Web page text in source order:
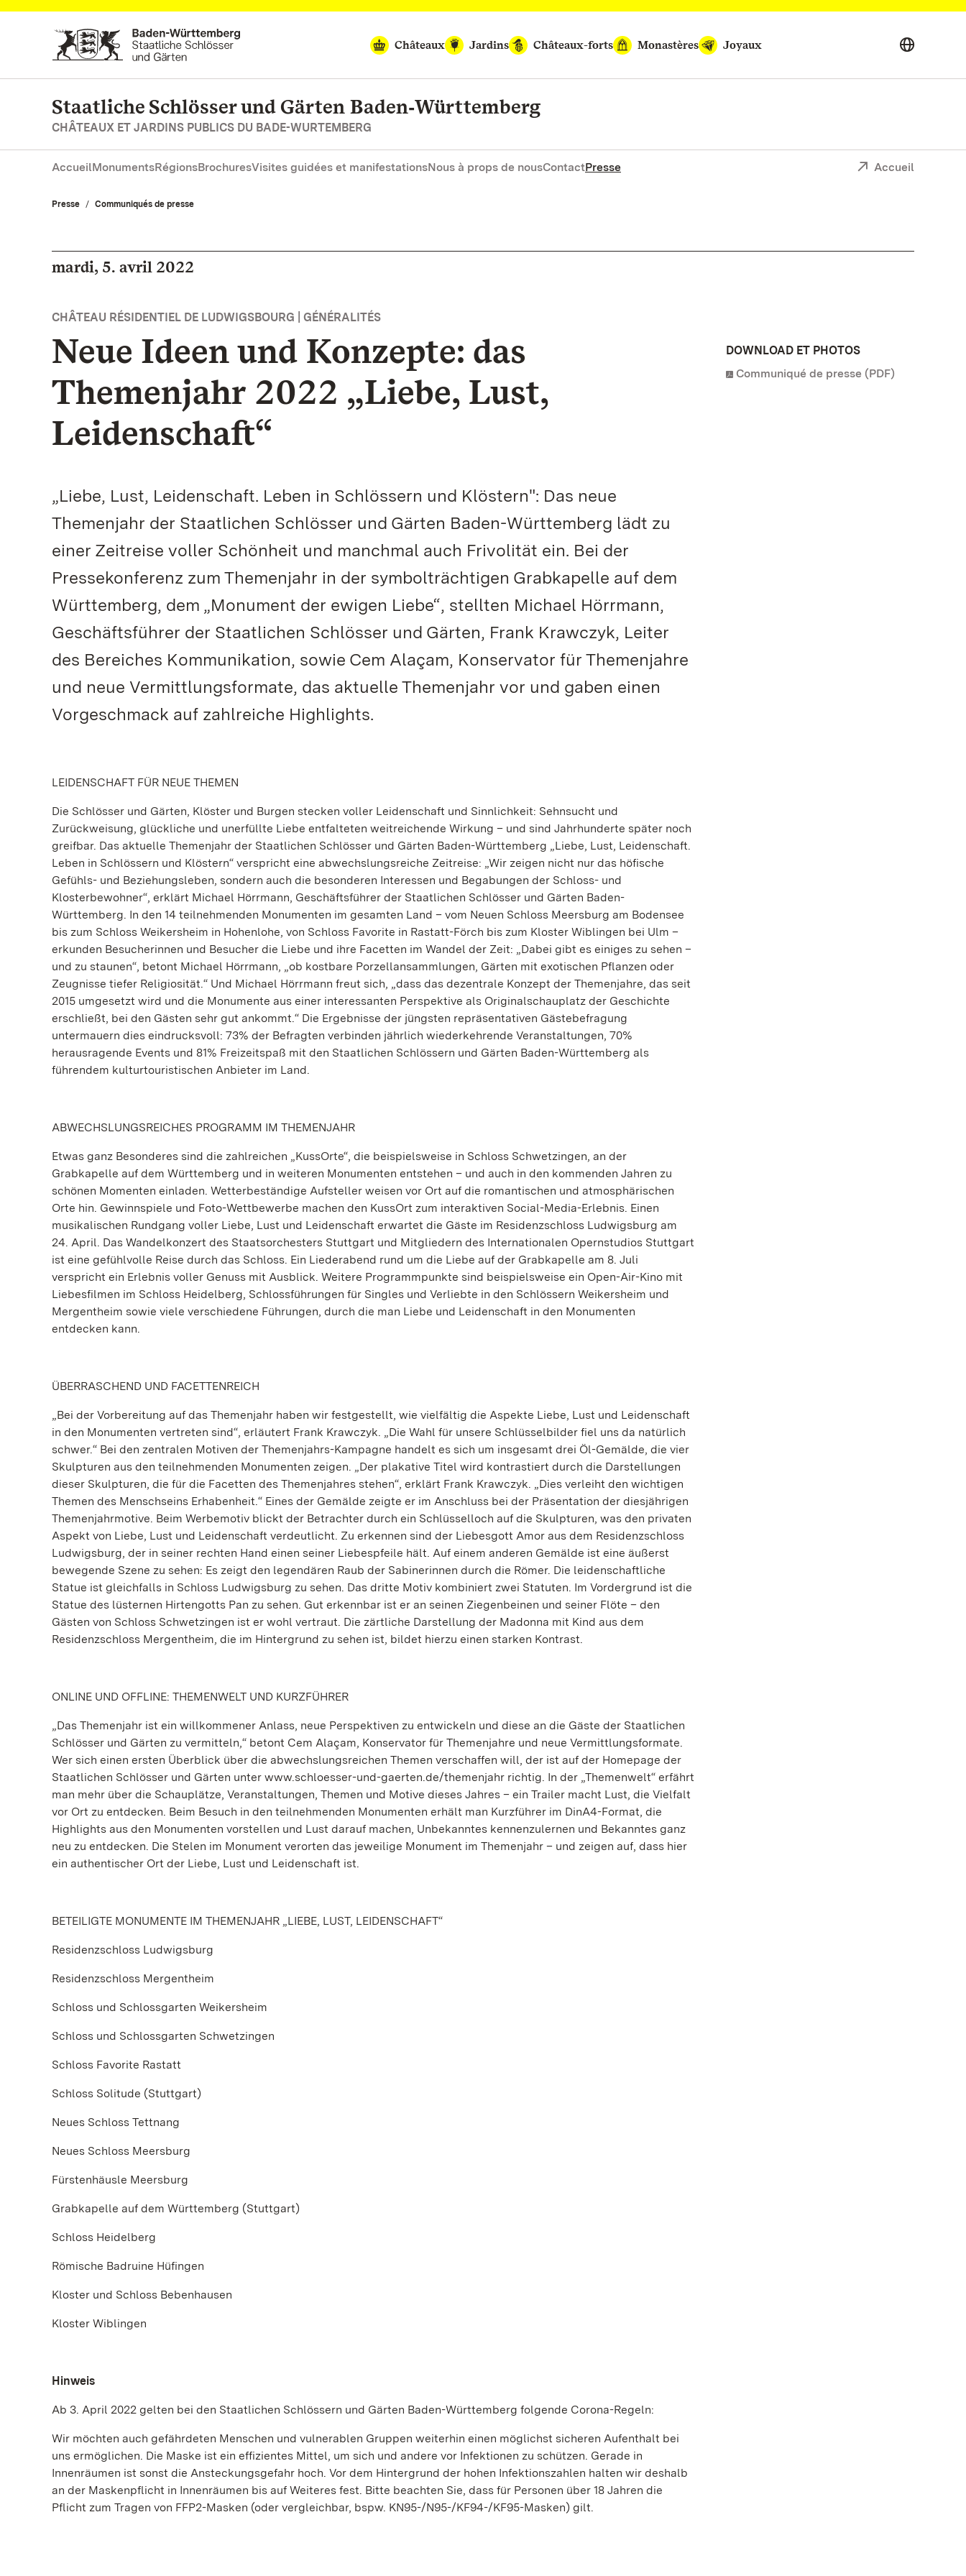
Vers la page d’accueil
Châteaux
Jardins Châteaux-forts Monastères Joyaux
Staatliche Schlösser und Gärten Baden‑Württemberg
CHÂTEAUX ET JARDINS PUBLICS DU BADE-WURTEMBERG
AccueilMonumentsRégionsBrochuresVisites guidées et manifestationsNous à props de nousContactPresse Accueil
Presse Communiqués de presse
mardi, 5. avril 2022
CHÂTEAU RÉSIDENTIEL DE LUDWIGSBOURG | GÉNÉRALITÉS
Neue Ideen und Konzepte: das
Themenjahr 2022 „Liebe, Lust,
Leidenschaft“
„Liebe, Lust, Leidenschaft. Leben in Schlössern und Klöstern": Das neue
Themenjahr der Staatlichen Schlösser und Gärten Baden-Württemberg lädt zu
einer Zeitreise voller Schönheit und manchmal auch Frivolität ein. Bei der
Pressekonferenz zum Themenjahr in der symbolträchtigen Grabkapelle auf dem
Württemberg, dem „Monument der ewigen Liebe“, stellten Michael Hörrmann,
Geschäftsführer der Staatlichen Schlösser und Gärten, Frank Krawczyk, Leiter
des Bereiches Kommunikation, sowie Cem Alaçam, Konservator für Themenjahre
und neue Vermittlungsformate, das aktuelle Themenjahr vor und gaben einen
Vorgeschmack auf zahlreiche Highlights.
LEIDENSCHAFT FÜR NEUE THEMEN
Die Schlösser und Gärten, Klöster und Burgen stecken voller Leidenschaft und Sinnlichkeit: Sehnsucht und
Zurückweisung, glückliche und unerfüllte Liebe entfalteten weitreichende Wirkung – und sind Jahrhunderte später noch
greifbar. Das aktuelle Themenjahr der Staatlichen Schlösser und Gärten Baden-Württemberg „Liebe, Lust, Leidenschaft.
Leben in Schlössern und Klöstern“ verspricht eine abwechslungsreiche Zeitreise: „Wir zeigen nicht nur das höfische
Gefühls- und Beziehungsleben, sondern auch die besonderen Interessen und Begabungen der Schloss- und
Klosterbewohner“, erklärt Michael Hörrmann, Geschäftsführer der Staatlichen Schlösser und Gärten Baden-
Württemberg. In den 14 teilnehmenden Monumenten im gesamten Land – vom Neuen Schloss Meersburg am Bodensee
bis zum Schloss Weikersheim in Hohenlohe, von Schloss Favorite in Rastatt-Förch bis zum Kloster Wiblingen bei Ulm –
erkunden Besucherinnen und Besucher die Liebe und ihre Facetten im Wandel der Zeit: „Dabei gibt es einiges zu sehen –
und zu staunen“, betont Michael Hörrmann, „ob kostbare Porzellansammlungen, Gärten mit exotischen Pflanzen oder
Zeugnisse tiefer Religiosität.“ Und Michael Hörrmann freut sich, „dass das dezentrale Konzept der Themenjahre, das seit
2015 umgesetzt wird und die Monumente aus einer interessanten Perspektive als Originalschauplatz der Geschichte
erschließt, bei den Gästen sehr gut ankommt.“ Die Ergebnisse der jüngsten repräsentativen Gästebefragung
untermauern dies eindrucksvoll: 73% der Befragten verbinden jährlich wiederkehrende Veranstaltungen, 70%
herausragende Events und 81% Freizeitspaß mit den Staatlichen Schlössern und Gärten Baden-Württemberg als
führendem kulturtouristischen Anbieter im Land.
ABWECHSLUNGSREICHES PROGRAMM IM THEMENJAHR
Etwas ganz Besonderes sind die zahlreichen „KussOrte“, die beispielsweise in Schloss Schwetzingen, an der
Grabkapelle auf dem Württemberg und in weiteren Monumenten entstehen – und auch in den kommenden Jahren zu
schönen Momenten einladen. Wetterbeständige Aufsteller weisen vor Ort auf die romantischen und atmosphärischen
Orte hin. Gewinnspiele und Foto-Wettbewerbe machen den KussOrt zum interaktiven Social-Media-Erlebnis. Einen
musikalischen Rundgang voller Liebe, Lust und Leidenschaft erwartet die Gäste im Residenzschloss Ludwigsburg am
24. April. Das Wandelkonzert des Staatsorchesters Stuttgart und Mitgliedern des Internationalen Opernstudios Stuttgart
ist eine gefühlvolle Reise durch das Schloss. Ein Liederabend rund um die Liebe auf der Grabkapelle am 8. Juli
verspricht ein Erlebnis voller Genuss mit Ausblick. Weitere Programmpunkte sind beispielsweise ein Open-Air-Kino mit
Liebesfilmen im Schloss Heidelberg, Schlossführungen für Singles und Verliebte in den Schlössern Weikersheim und
Mergentheim sowie viele verschiedene Führungen, durch die man Liebe und Leidenschaft in den Monumenten
entdecken kann.
ÜBERRASCHEND UND FACETTENREICH
„Bei der Vorbereitung auf das Themenjahr haben wir festgestellt, wie vielfältig die Aspekte Liebe, Lust und Leidenschaft
in den Monumenten vertreten sind“, erläutert Frank Krawczyk. „Die Wahl für unsere Schlüsselbilder fiel uns da natürlich
schwer.“ Bei den zentralen Motiven der Themenjahrs-Kampagne handelt es sich um insgesamt drei Öl-Gemälde, die vier
Skulpturen aus den teilnehmenden Monumenten zeigen. „Der plakative Titel wird kontrastiert durch die Darstellungen
dieser Skulpturen, die für die Facetten des Themenjahres stehen“, erklärt Frank Krawczyk. „Dies verleiht den wichtigen
Themen des Menschseins Erhabenheit.“ Eines der Gemälde zeigte er im Anschluss bei der Präsentation der diesjährigen
Themenjahrmotive. Beim Werbemotiv blickt der Betrachter durch ein Schlüsselloch auf die Skulpturen, was den privaten
Aspekt von Liebe, Lust und Leidenschaft verdeutlicht. Zu erkennen sind der Liebesgott Amor aus dem Residenzschloss
Ludwigsburg, der in seiner rechten Hand einen seiner Liebespfeile hält. Auf einem anderen Gemälde ist eine äußerst
bewegende Szene zu sehen: Es zeigt den legendären Raub der Sabinerinnen durch die Römer. Die leidenschaftliche
Statue ist gleichfalls in Schloss Ludwigsburg zu sehen. Das dritte Motiv kombiniert zwei Statuten. Im Vordergrund ist die
Statue des lüsternen Hirtengotts Pan zu sehen. Gut erkennbar ist er an seinen Ziegenbeinen und seiner Flöte – den
Gästen von Schloss Schwetzingen ist er wohl vertraut. Die zärtliche Darstellung der Madonna mit Kind aus dem
Residenzschloss Mergentheim, die im Hintergrund zu sehen ist, bildet hierzu einen starken Kontrast.
ONLINE UND OFFLINE: THEMENWELT UND KURZFÜHRER
„Das Themenjahr ist ein willkommener Anlass, neue Perspektiven zu entwickeln und diese an die Gäste der Staatlichen
Schlösser und Gärten zu vermitteln,“ betont Cem Alaçam, Konservator für Themenjahre und neue Vermittlungsformate.
Wer sich einen ersten Überblick über die abwechslungsreichen Themen verschaffen will, der ist auf der Homepage der
Staatlichen Schlösser und Gärten unter www.schloesser-und-gaerten.de/themenjahr richtig. In der „Themenwelt“ erfährt
man mehr über die Schauplätze, Veranstaltungen, Themen und Motive dieses Jahres – ein Trailer macht Lust, die Vielfalt
vor Ort zu entdecken. Beim Besuch in den teilnehmenden Monumenten erhält man Kurzführer im DinA4-Format, die
Highlights aus den Monumenten vorstellen und Lust darauf machen, Unbekanntes kennenzulernen und Bekanntes ganz
neu zu entdecken. Die Stelen im Monument verorten das jeweilige Monument im Themenjahr – und zeigen auf, dass hier
ein authentischer Ort der Liebe, Lust und Leidenschaft ist.
BETEILIGTE MONUMENTE IM THEMENJAHR „LIEBE, LUST, LEIDENSCHAFT“
Residenzschloss Ludwigsburg
Residenzschloss Mergentheim
Schloss und Schlossgarten Weikersheim
Schloss und Schlossgarten Schwetzingen
Schloss Favorite Rastatt
Schloss Solitude (Stuttgart)
Neues Schloss Tettnang
Neues Schloss Meersburg
Fürstenhäusle Meersburg
Grabkapelle auf dem Württemberg (Stuttgart)
Schloss Heidelberg
Römische Badruine Hüfingen
Kloster und Schloss Bebenhausen
Kloster Wiblingen
Hinweis
Ab 3. April 2022 gelten bei den Staatlichen Schlössern und Gärten Baden-Württemberg folgende Corona-Regeln:
Wir möchten auch gefährdeten Menschen und vulnerablen Gruppen weiterhin einen möglichst sicheren Aufenthalt bei
uns ermöglichen. Die Maske ist ein effizientes Mittel, um sich und andere vor Infektionen zu schützen. Gerade in
Innenräumen ist sonst die Ansteckungsgefahr hoch. Vor dem Hintergrund der hohen Infektionszahlen halten wir deshalb
an der Maskenpflicht in Innenräumen bis auf Weiteres fest. Bitte beachten Sie, dass für Personen über 18 Jahren die
Pflicht zum Tragen von FFP2-Masken (oder vergleichbar, bspw. KN95-/N95-/KF94-/KF95-Masken) gilt.
DOWNLOAD ET PHOTOS
Communiqué de presse (PDF)